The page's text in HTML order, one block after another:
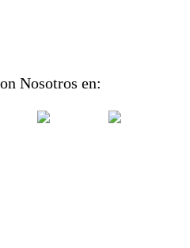
Nosotros en: